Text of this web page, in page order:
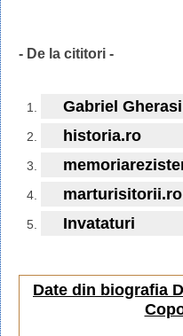
- De la cititori -
Gabriel
historia.ro
marturisitorii.ro
Invataturi
Date din biografia